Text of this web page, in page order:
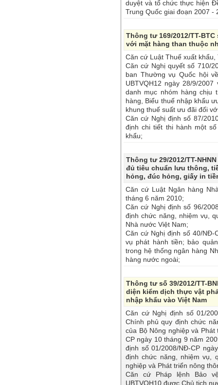
duyệt và tổ chức thực hiện
Trung Quốc giai đoạn 2007 -
Thông tư 169/2012/TT-
với mặt hàng than thuộc
Căn cứ Luật Thuế xuất
Căn cứ Nghị quyết số 710/
ban Thường vụ Quốc hội
UBTVQH12 ngày 28/9/
danh mục nhóm hàng chịu
hàng, Biểu thuế nhập khẩu
khung thuế suất ưu đãi đối
Căn cứ Nghị định số 87/
định chi tiết thi hành một
khẩu;
Thông tư 29/2012/TT-
đủ tiêu chuẩn lưu thông,
hỏng, đúc hỏng, giấy in
Căn cứ Luật Ngân hàng
tháng 6 năm 2010;
Căn cứ Nghị định số 96/
định chức năng, nhiệm vụ,
Nhà nước Việt Nam;
Căn cứ Nghị định số 40/NĐ-
vụ phát hành tiền; bảo
trong hệ thống ngân hàng
hàng nước ngoài;
Thông tư số 39/2012/TT-
diện kiểm dịch thực vật
nhập khẩu vào Việt Nam
Căn cứ Nghị định số 01/
Chính phủ quy định chức
của Bộ Nông nghiệp và
CP ngày 10 tháng 9 năm
định số 01/2008/NĐ-CP
định chức năng, nhiệm vụ,
nghiệp và Phát triển nông
Căn cứ Pháp lệnh Bảo
UBTVQH10 được Chủ tịch